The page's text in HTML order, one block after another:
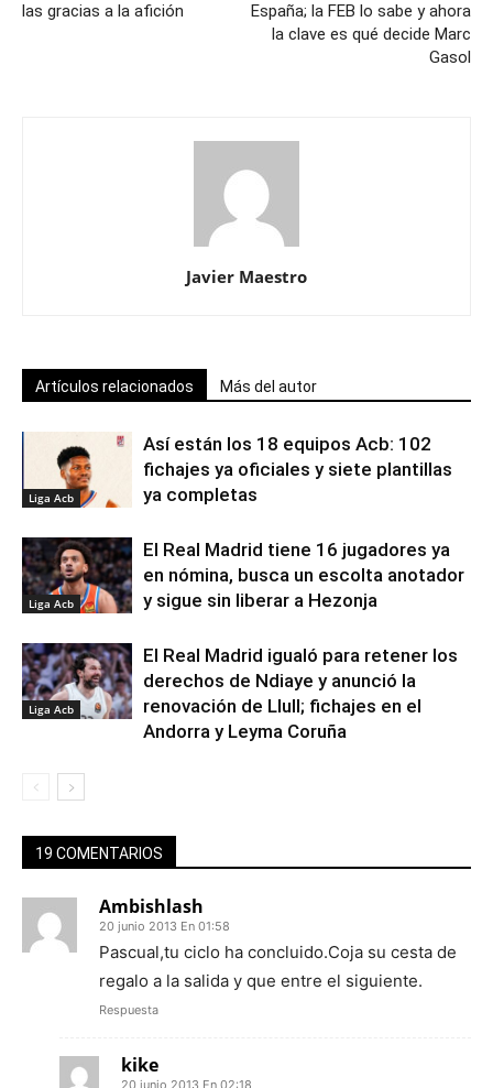
las gracias a la afición
España; la FEB lo sabe y ahora
la clave es qué decide Marc
Gasol
Javier Maestro
Artículos relacionados Más del autor
Liga Acb
Así están los 18 equipos Acb: 102
fichajes ya oficiales y siete plantillas
ya completas
Liga Acb
El Real Madrid tiene 16 jugadores ya
en nómina, busca un escolta anotador
y sigue sin liberar a Hezonja
Liga Acb
El Real Madrid igualó para retener los
derechos de Ndiaye y anunció la
renovación de Llull; fichajes en el
Andorra y Leyma Coruña
19 COMENTARIOS
Ambishlash
20 junio 2013 En 01:58
Pascual,tu ciclo ha concluido.Coja su cesta de
regalo a la salida y que entre el siguiente.
Respuesta
kike
20 junio 2013 En 02:18